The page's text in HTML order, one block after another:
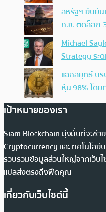
สหรัฐฯ ยืนยัน
ก.ย. ติดล็อก
Michael
Strategy ระ
แฉกลยุทธ์ บริ
หุ้น 98% โด
เป้าหมายของเรา
Siam Blockchain มุ่งมั่นที่จะช่ว
Cryptocurrency และเทคโนโลยี
รวบรวมข้อมูลส่วนใหญ่จากเว็บไ
แปลส่งตรงถึงฟีดคุณ
เกี่ยวกับเว็บไซต์นี้